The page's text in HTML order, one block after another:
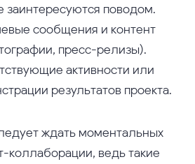
заинтересуются поводом.
сообщения и контент
пресс-релизы).
активности или
результатов проекта.
ждать моментальных
коллаборации, ведь такие